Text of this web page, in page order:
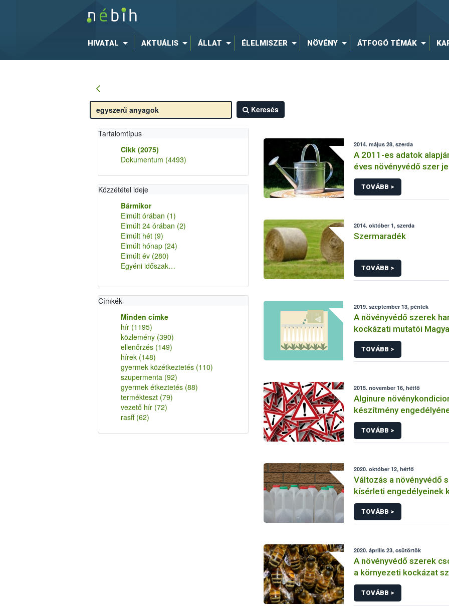
HIVATAL AKTUÁLIS ÁLLAT ÉLELMISZER NÖVÉNY ÁTFOGÓ TÉMÁK
Keresés
Tartalomtípus
Cikk (2075)
Dokumentum (4493)
Közzététel ideje
Bármikor
Elmúlt órában (1)
Elmúlt 24 órában (2)
Elmúlt hét (9)
Elmúlt hónap (24)
Elmúlt év (280)
Egyéni időszak…
Címkék
Minden címke
hír (1195)
közlemény (390)
ellenőrzés (149)
hírek (148)
gyermek közétkeztetés (110)
szupermenta (92)
gyermek étkeztetés (88)
termékteszt (79)
vezető hír (72)
rasff (62)
2014. május 28, szerda
A 2011-es adatok
éves növényvédő szer
TOVÁBB >
2014. október 1, szerda
Szermaradék
TOVÁBB >
2019. szeptember 13, péntek
A növényvédő szerek
kockázati mutatói
TOVÁBB >
2015. november 16, hétfő
Alginure
készítmény
felfüggesztése
TOVÁBB >
2020. október 12, hétfő
Változás a növényvédő
kísérleti engedélyeinek
TOVÁBB >
2020. április 23, csütörtök
A növényvédő szerek
a környezeti kockázat
TOVÁBB >